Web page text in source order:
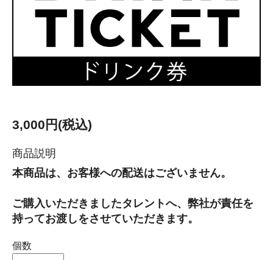
3,000円(税込)
商品説明
本商品は、お客様への配送はございません。
ご購入いただきましたタレントへ、弊社が責任を
持ってお渡しをさせていただきます。
個数